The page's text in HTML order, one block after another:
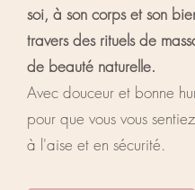
soi, à son corps et son
travers des rituels de
de beauté naturelle.
Avec douceur et bonne
pour que vous vous
à l'aise et en sécurité.